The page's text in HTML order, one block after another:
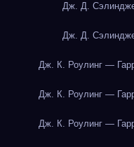
Дж. Д.
Дж. Д.
Дж. К. Роулинг —
Дж. К. Роулинг —
Дж. К. Роулинг —